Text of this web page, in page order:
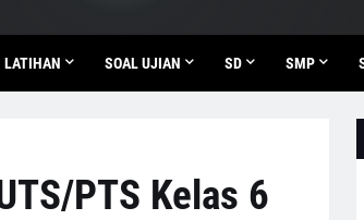
LATIHAN SOAL UJIAN SD SMP
PTS Kelas 6